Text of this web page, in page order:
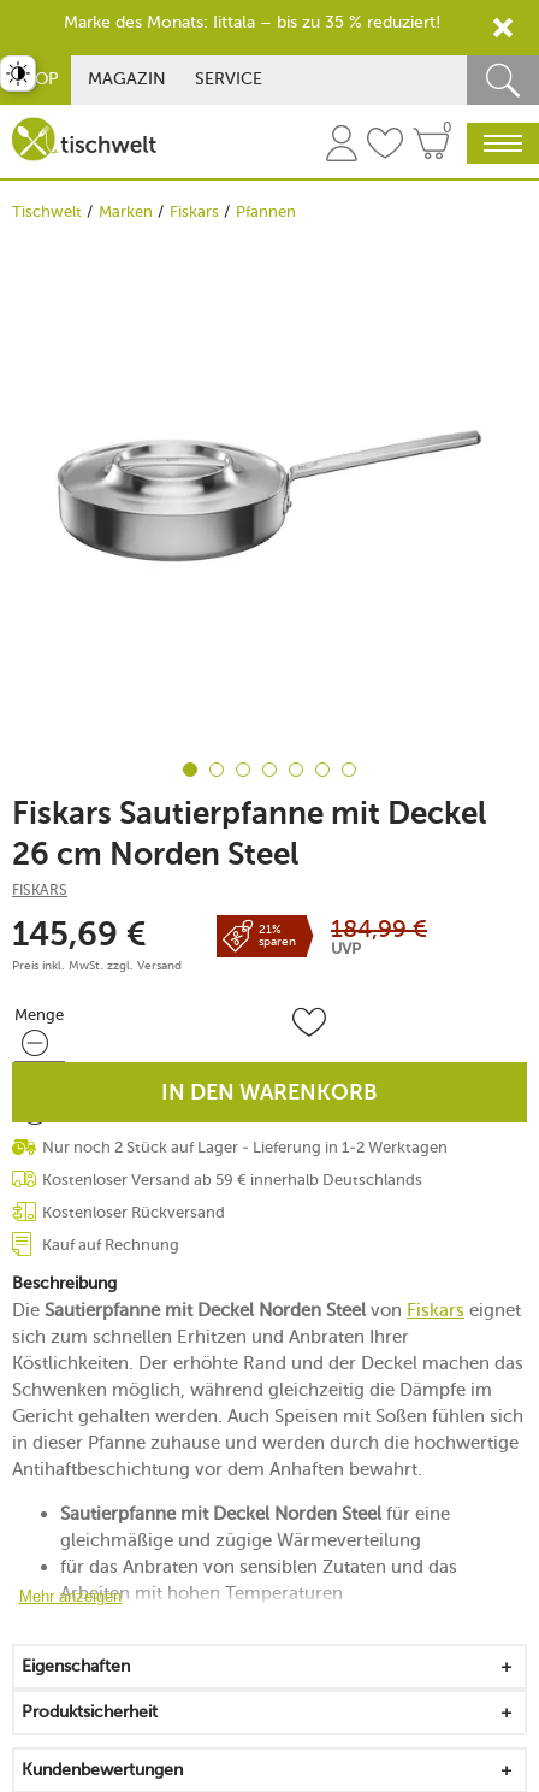
SHOP MAGAZIN SERVICE
0
Tischwelt Marken Fiskars Pfannen
Fiskars Sautierpfanne mit Deckel
26 cm Norden Steel
FISKARS
145,69 €
Preis inkl. MwSt. zzgl. Versand
21%
sparen
184,99 €
UVP
Menge
Menge
IN DEN WARENKORB
Nur noch 2 Stück auf Lager - Lieferung in 1-2 Werktagen
Kostenloser Versand ab 59 € innerhalb Deutschlands
Kostenloser Rückversand
Kauf auf Rechnung
Beschreibung
Die Sautierpfanne mit Deckel Norden Steelvon Fiskars eignet
sich zum schnellen Erhitzen und Anbraten Ihrer
Köstlichkeiten. Der erhöhte Rand und der Deckel machen das
Schwenken möglich, während gleichzeitig die Dämpfe im
Gericht gehalten werden. Auch Speisen mit Soßen fühlen sich
in dieser Pfanne zuhause und werden durch die hochwertige
Antihaftbeschichtung vor dem Anhaften bewahrt.
Sautierpfanne mit Deckel Norden Steelfür eine
gleichmäßige und zügige Wärmeverteilung
für das Anbraten von sensiblen Zutaten und das
Arbeiten mit hohen Temperaturen
Schichten aus Edelstahl
Hitze wird homogen von Rand zu Rand verteilt und
Antihaftbeschichtung mit Thermium-
Mehr anzeigen
Eigenschaften
Produktsicherheit
Kundenbewertungen
umschalten
Marke des Monats: Iittala – bis zu 35 % reduziert!